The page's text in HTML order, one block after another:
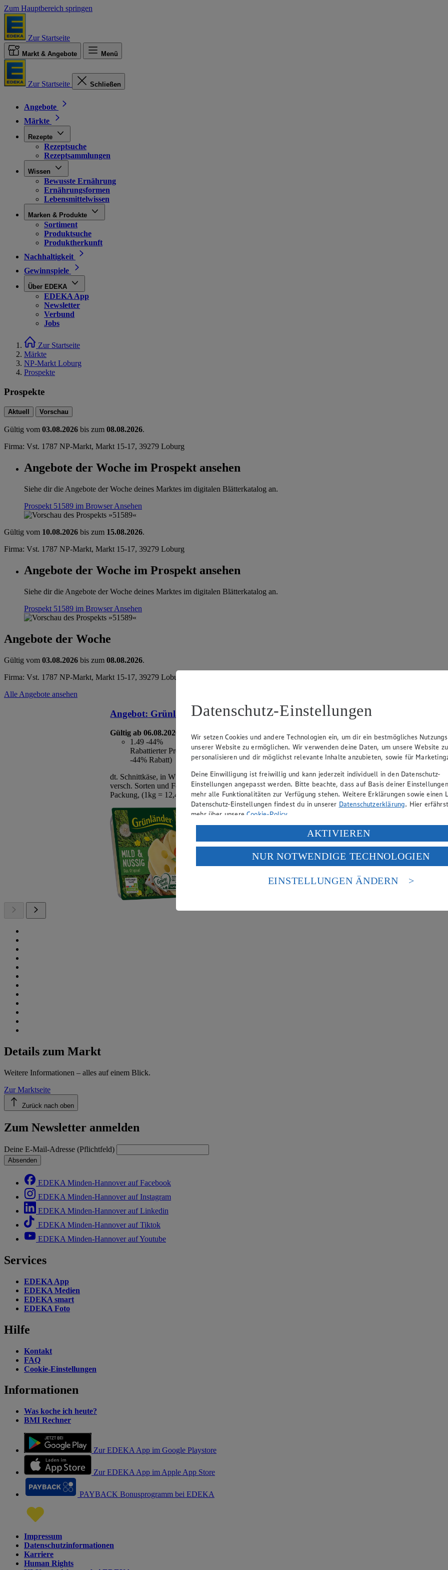
Zum Hauptbereich springen
Zur Startseite
Markt & Angebote Menü
Zur Startseite Schließen
Angebote
Märkte
Rezepte
Rezeptsuche
Rezeptsammlungen
Wissen
Bewusste Ernährung
Ernährungsformen
Lebensmittelwissen
Marken & Produkte
Sortiment
Produktsuche
Produktherkunft
Nachhaltigkeit
Gewinnspiele
Über EDEKA
EDEKA App
Newsletter
Verbund
Jobs
Zur Startseite
Märkte
NP-Markt Loburg
Prospekte
Prospekte
Aktuell Vorschau
Gültig vom 03.08.2026 bis zum 08.08.2026.
Firma: Vst. 1787 NP-Markt, Markt 15-17, 39279 Loburg
Angebote der Woche im Prospekt ansehen
Siehe dir die Angebote der Woche deines Marktes im digitalen Blätterkatalog an.
Prospekt 51589 im BrowserAnsehen
Gültig vom 10.08.2026 bis zum 15.08.2026.
Firma: Vst. 1787 NP-Markt, Markt 15-17, 39279 Loburg
Angebote der Woche im Prospekt ansehen
Siehe dir die Angebote der Woche deines Marktes im digitalen Blätterkatalog an.
Prospekt 51589 im BrowserAnsehen
Angebote der Woche
Gültig vom 03.08.2026 bis zum 08.08.2026.
Firma: Vst. 1787 NP-Markt, Markt 15-17, 39279 Loburg
Alle Angebote ansehen
Angebot: Grünländer
Gültig ab 06.08.2026
1.49 -44%
Rabattierter Preis von 1.49€ (Insgesamt
-44% Rabatt)
dt. Schnittkäse, in Würfeln oder Scheiben,
versch. Sorten und Fettstufen, 120/140g
Packung, (1kg = 12,42/10,64)
Angebot:Chantré
Gültig ab 06.08.2026
5.77 -35%
Rabattierter Preis von 5.77€ (Insgesamt
-35% Rabatt)
versch. Sorten, 0,7l Flasche, (1l = 8,24)
Gültig ab
0.49
versch.
Becher
= 3,27)
Details zum Markt
Weitere Informationen – alles auf einem Blick.
Zur Marktseite
Zurück nach oben
Zum Newsletter anmelden
Deine E-Mail-Adresse (Pflichtfeld)
Absenden
EDEKA Minden-Hannover auf Facebook
EDEKA Minden-Hannover auf Instagram
EDEKA Minden-Hannover auf Linkedin
EDEKA Minden-Hannover auf Tiktok
EDEKA Minden-Hannover auf Youtube
Services
EDEKA App
EDEKA Medien
EDEKA smart
EDEKA Foto
Hilfe
Kontakt
FAQ
Cookie-Einstellungen
Informationen
Was koche ich heute?
BMI Rechner
Zur EDEKA App im Google Playstore
Zur EDEKA App im Apple App Store
PAYBACK Bonusprogramm bei EDEKA
Impressum
Datenschutzinformationen
Karriere
Human Rights
Datenschutz-Einstellungen
Wir setzen Cookies und andere Technologien ein, um dir ein bestmögliches
unserer Website zu ermöglichen. Wir verwenden deine Daten, um unsere Website zu
personalisieren und dir möglichst relevante Inhalte anzubieten, sowie für
Deine Einwilligung ist freiwillig und kann jederzeit individuell in den Datenschutz-
Einstellungen angepasst werden. Bitte beachte, dass auf Basis deiner
mehr alle Funktionalitäten zur Verfügung stehen. Weitere Erklärungen sowie einen
Datenschutz-Einstellungen findest du in unserer Datenschutzerklärung. Hier
mehr über unsereCookie-Policy.
Verarbeitung deiner personenbezogenen Daten in den USA durch Facebook und
Wenn du auf „Aktivieren“ klickst, willigst du im Sinne des Art. 49 Abs. 1 Satz 1 lit.
ein, dass deine Daten in den USA verarbeitet werden. Der EuGH sieht die USA als
einem nach europäischen Standards nicht angemessenen Datenschutzniveau an. Es
Risiko eines Zugriffs durch US-amerikanische Behörden.
AKTIVIEREN
NUR NOTWENDIGE TECHNOLOGIEN
EINSTELLUNGEN ÄNDERN